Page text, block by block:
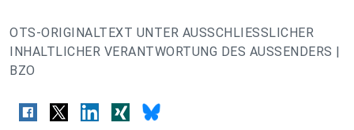
OTS-ORIGINALTEXT UNTER AUSSCHLIESSLICHER
INHALTLICHER VERANTWORTUNG DES AUSSENDERS |
BZO